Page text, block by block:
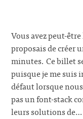
Vous avez peut-
proposais de créer
minutes. Ce billet
puisque je me suis
défaut lorsque
pas un font-stack
leurs solutions de…